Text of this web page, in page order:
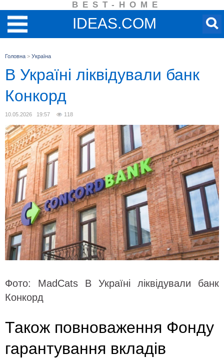
BEST-HOME
IDEAS.COM
Головна > Україна
В Україні ліквідували банк
Конкорд
10.05.2026 19:57 118
Фото: MadCats В Україні ліквідували банк
Конкорд
Також повноваження Фонду
гарантування вкладів